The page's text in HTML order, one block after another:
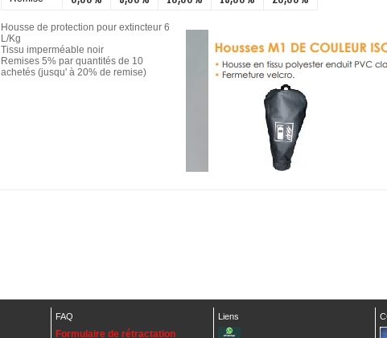
Housse de protection pour extincteur 6
L/Kg
Tissu imperméable noir
Remises 5% par quantités de 10
achetés (jusqu' à 20% de remise)
FAQ Liens
Formulaire de rétractation